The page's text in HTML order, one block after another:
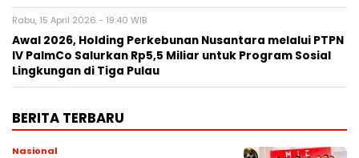
Rabu, 15 April 2026 - 19:40 WIB
Awal 2026, Holding Perkebunan Nusantara melalui PTPN
IV PalmCo Salurkan Rp5,5 Miliar untuk Program Sosial
Lingkungan di Tiga Pulau
BERITA TERBARU
Nasional